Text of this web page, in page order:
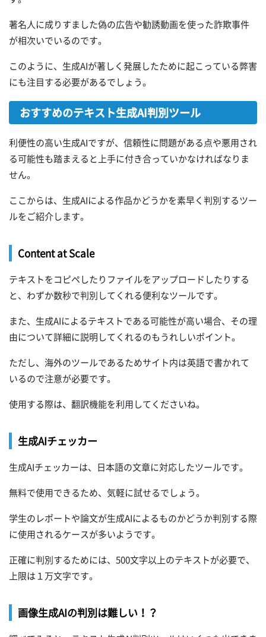
著名人に成りすました偽の広告や勧誘動画を使った詐欺事件
が相次いでいるのです。
このように、生成AIが著しく発展したために起こっている弊害
にも注目する必要があるでしょう。
おすすめのテキスト生成AI判別ツール
利便性の高い生成AIですが、信頼性に問題がある点や悪用され
る可能性も踏まえると上手に付き合っていかなければなりま
せん。
ここからは、生成AIによる作品かどうかを素早く判別するツー
ルをご紹介します。
Content at Scale
テキストをコピペしたりファイルをアップロードしたりする
と、わずか数秒で判別してくれる便利なツールです。
また、生成AIによるテキストである可能性が高い場合、その理
由について詳細に説明してくれるのもうれしいポイント。
ただし、海外のツールであるためサイト内は英語で書かれて
いるので注意が必要です。
使用する際は、翻訳機能を利用してくださいね。
生成AIチェッカー
生成AIチェッカーは、日本語の文章に対応したツールです。
無料で使用できるため、気軽に試せるでしょう。
学生のレポートや論文が生成AIによるものかどうか判別する際
に使用されるケースが多いようです。
正確に判別するためには、500文字以上のテキストが必要で、
上限は１万文字です。
画像生成AIの判別は難しい！？